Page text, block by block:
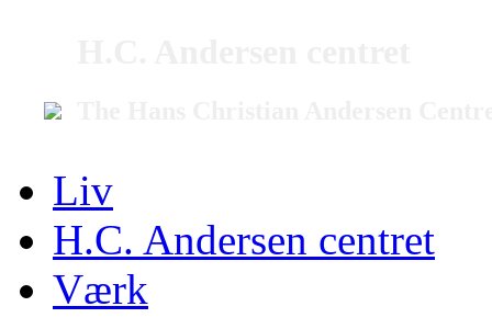
Liv
H.C. Andersen centret
Værk